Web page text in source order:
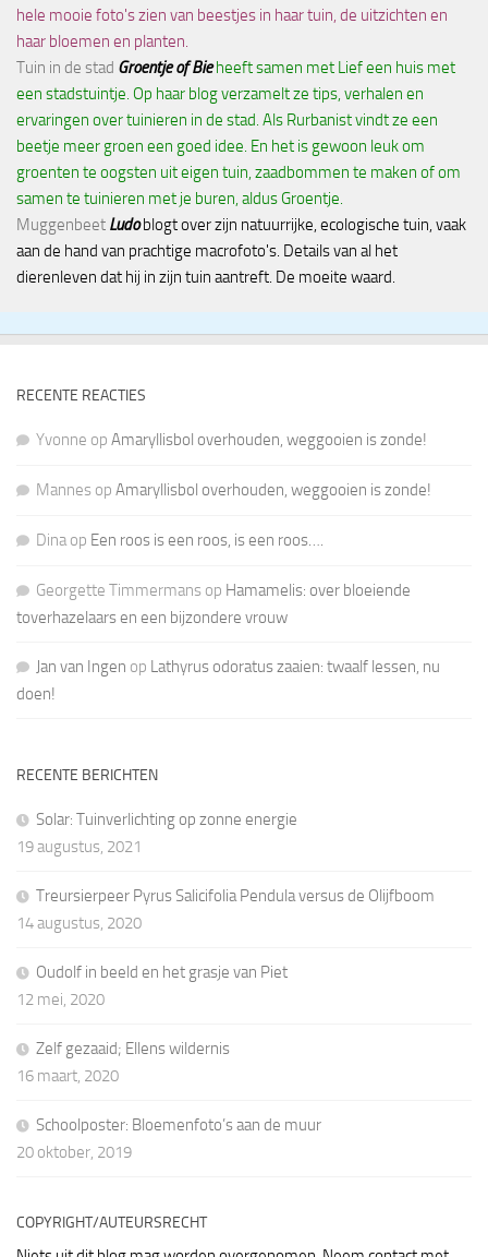
hele mooie foto's zien van beestjes in haar tuin, de uitzichten en
haar bloemen en planten.
Tuin in de stad Groentje of Bie heeft samen met Lief een huis met
een stadstuintje. Op haar blog verzamelt ze tips, verhalen en
ervaringen over tuinieren in de stad. Als Rurbanist vindt ze een
beetje meer groen een goed idee. En het is gewoon leuk om
groenten te oogsten uit eigen tuin, zaadbommen te maken of om
samen te tuinieren met je buren, aldus Groentje.
Muggenbeet Ludoblogt over zijn natuurrijke, ecologische tuin, vaak
aan de hand van prachtige macrofoto's. Details van al het
dierenleven dat hij in zijn tuin aantreft. De moeite waard.
RECENTE REACTIES
Yvonne op Amaryllisbol overhouden, weggooien is zonde!
Mannes op Amaryllisbol overhouden, weggooien is zonde!
Dinaop Een roos is een roos, is een roos….
Georgette Timmermans op Hamamelis: over bloeiende
toverhazelaars en een bijzondere vrouw
Jan van Ingen op Lathyrus odoratus zaaien: twaalf lessen, nu
doen!
RECENTE BERICHTEN
Solar: Tuinverlichting op zonne energie
19 augustus, 2021
Treursierpeer Pyrus Salicifolia Pendula versus de Olijfboom
14 augustus, 2020
Oudolf in beeld en het grasje van Piet
12 mei, 2020
Zelf gezaaid; Ellens wildernis
16 maart, 2020
Schoolposter: Bloemenfoto’s aan de muur
20 oktober, 2019
COPYRIGHT/AUTEURSRECHT